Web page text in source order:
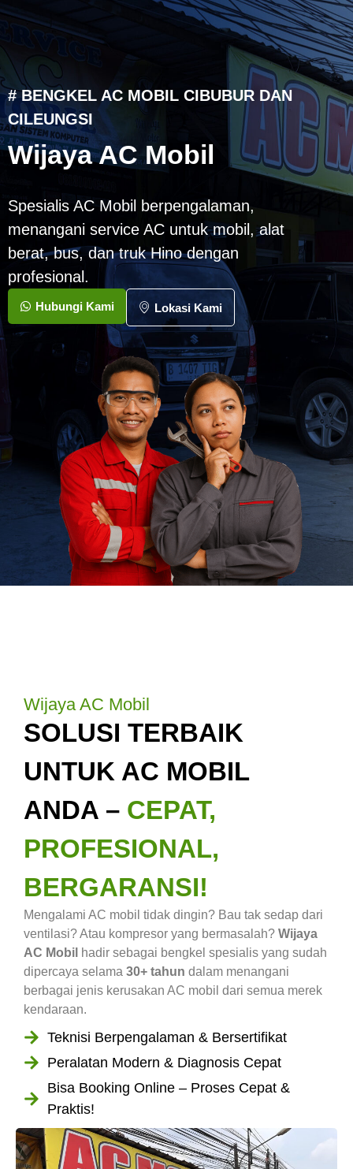
# BENGKEL AC MOBIL CIBUBUR DAN
CILEUNGSI
Wijaya AC Mobil
Spesialis AC Mobil berpengalaman,
menangani service AC untuk mobil, alat
berat, bus, dan truk Hino dengan
profesional.
Hubungi Kami Lokasi Kami
Wijaya AC Mobil
SOLUSI TERBAIK
UNTUK AC MOBIL
ANDA – CEPAT,
PROFESIONAL,
BERGARANSI!
Mengalami AC mobil tidak dingin? Bau tak sedap dari
ventilasi? Atau kompresor yang bermasalah? Wijaya
AC Mobil hadir sebagai bengkel spesialis yang sudah
dipercaya selama 30+ tahun dalam menangani
berbagai jenis kerusakan AC mobil dari semua merek
kendaraan.
Teknisi Berpengalaman & Bersertifikat
Peralatan Modern & Diagnosis Cepat
Bisa Booking Online – Proses Cepat &
Praktis!